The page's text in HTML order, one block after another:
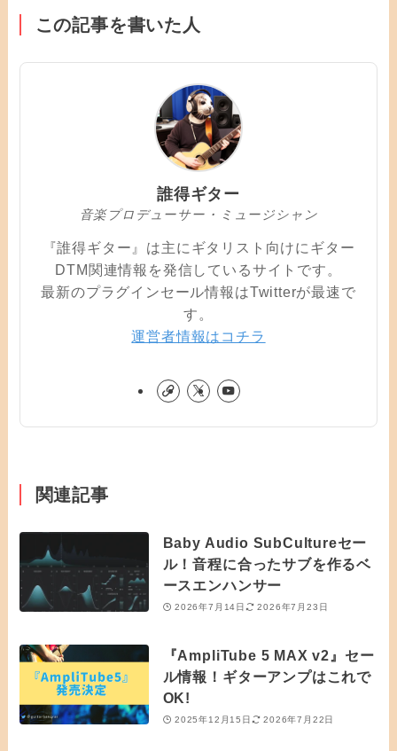
この記事を書いた人
誰得ギター
音楽プロデューサー・ミュージシャン
『誰得ギター』は主にギタリスト向けにギター
DTM関連情報を発信しているサイトです。
最新のプラグインセール情報はTwitterが最速で
す。
運営者情報はコチラ
関連記事
Baby Audio SubCultureセー
ル！音程に合ったサブを作るベ
ースエンハンサー
2026年7月14日 2026年7月23日
『AmpliTube 5 MAX v2』セー
ル情報！ギターアンプはこれで
OK!
2025年12月15日 2026年7月22日